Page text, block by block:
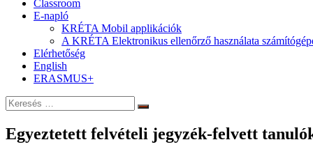
Classroom
E-napló
KRÉTA Mobil applikációk
A KRÉTA Elektronikus ellenőrző használata
Elérhetőség
English
ERASMUS+
Keresés:
Keresés
Egyeztetett felvételi jegyzék-felvett